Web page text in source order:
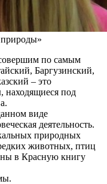
по самым
Баргузинский,
– это
находящиеся под
виде
деятельность.
природных
животных, птиц
в Красную книгу